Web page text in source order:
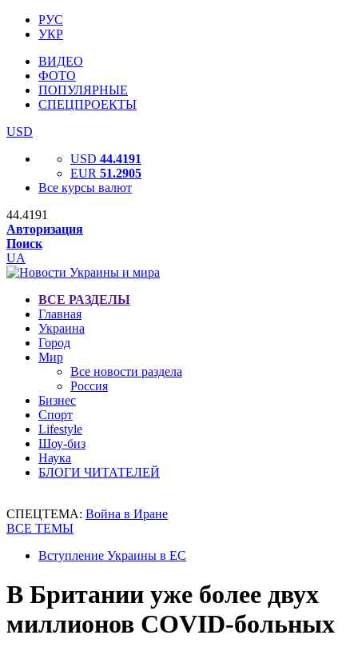
РУС
УКР
ВИДЕО
ФОТО
ПОПУЛЯРНЫЕ
СПЕЦПРОЕКТЫ
USD
USD 44.4191
EUR 51.2905
Все курсы валют
44.4191
Авторизация
Поиск
UA
ВСЕ РАЗДЕЛЫ
Главная
Украина
Город
Мир
Все новости раздела
Россия
Бизнес
Спорт
Lifestyle
Шоу-биз
Наука
БЛОГИ ЧИТАТЕЛЕЙ
СПЕЦТЕМА: Война в Иране
ВСЕ ТЕМЫ
Вступление Украины в ЕС
В Британии уже более двух
миллионов COVID-больных